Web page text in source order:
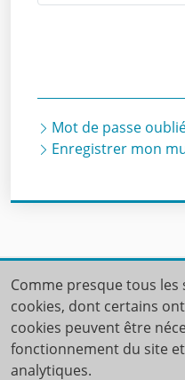
Mot de passe
Enregistrer mon
Accueil
Termes et
Déclaration
Comme presque tous les
cookies, dont certains
cookies peuvent être
fonctionnement du site
analytiques.